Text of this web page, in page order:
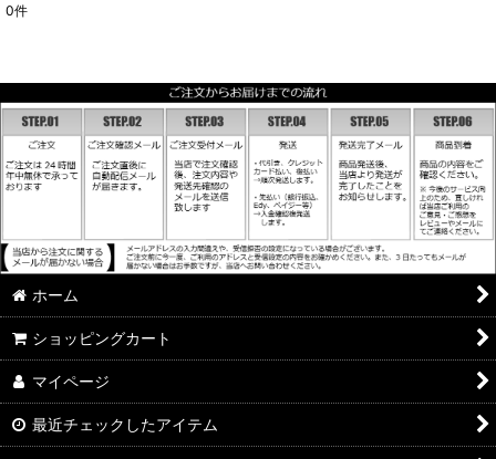
並び順:
絞り込む
0件
ホーム
ショッピングカート
マイページ
最近チェックしたアイテム